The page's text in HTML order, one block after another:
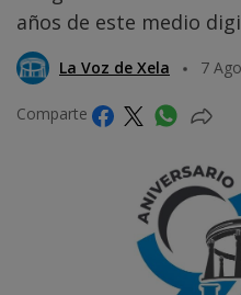
años de este medio
La Voz de Xela 7
Comparte